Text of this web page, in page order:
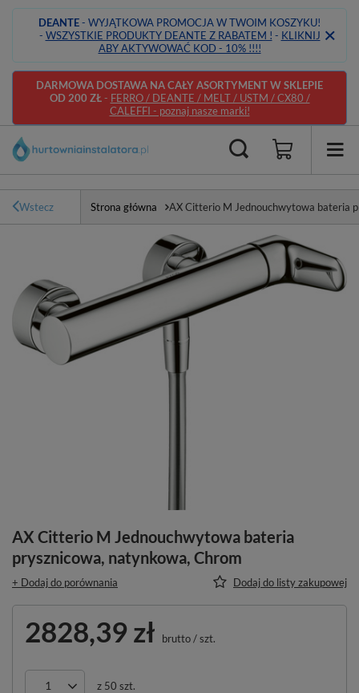
DEANTE- WYJĄTKOWA PROMOCJA W TWOIM KOSZYKU!
- WSZYSTKIE PRODUKTY DEANTE Z RABATEM ! - KLIKNIJ
ABY AKTYWOWAĆ KOD - 10% !!!!
DARMOWA DOSTAWA NA CAŁY ASORTYMENT W SKLEPIE
OD 200 ZŁ- FERRO / DEANTE / MELT / USTM / CX80 /
CALEFFI - poznaj nasze marki!
Wstecz Strona główna AX Citterio M Jednouchwytowa bateria
AX Citterio M Jednouchwytowa bateria
prysznicowa, natynkowa, Chrom
+ Dodaj do porównania Dodaj do listy zakupowej
2828,39 zł brutto/szt.
z 50 szt.